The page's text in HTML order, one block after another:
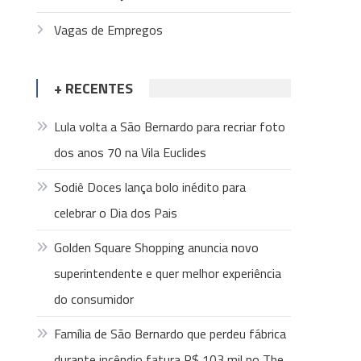
Vagas de Empregos
+ RECENTES
Lula volta a São Bernardo para recriar foto
dos anos 70 na Vila Euclides
Sodiê Doces lança bolo inédito para
celebrar o Dia dos Pais
Golden Square Shopping anuncia novo
superintendente e quer melhor experiência
do consumidor
Família de São Bernardo que perdeu fábrica